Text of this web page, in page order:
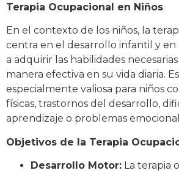
Terapia Ocupacional en Niños
En el contexto de los niños, la
centra en el desarrollo infantil y en
a adquirir las habilidades
manera efectiva en su vida diaria.
especialmente valiosa para niños
físicas, trastornos del desarrollo,
aprendizaje o problemas
Objetivos de la Terapia
Desarrollo Motor: La terapia